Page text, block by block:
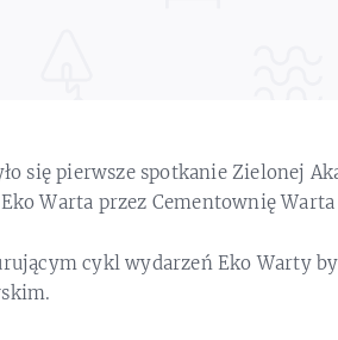
się pierwsze spotkanie Zielonej
Warta przez Cementownię Warta
cykl wydarzeń Eko Warty